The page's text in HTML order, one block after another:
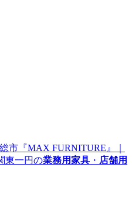
市『MAX FURNITURE』｜
東一円の業務用家具 ・ 店舗用